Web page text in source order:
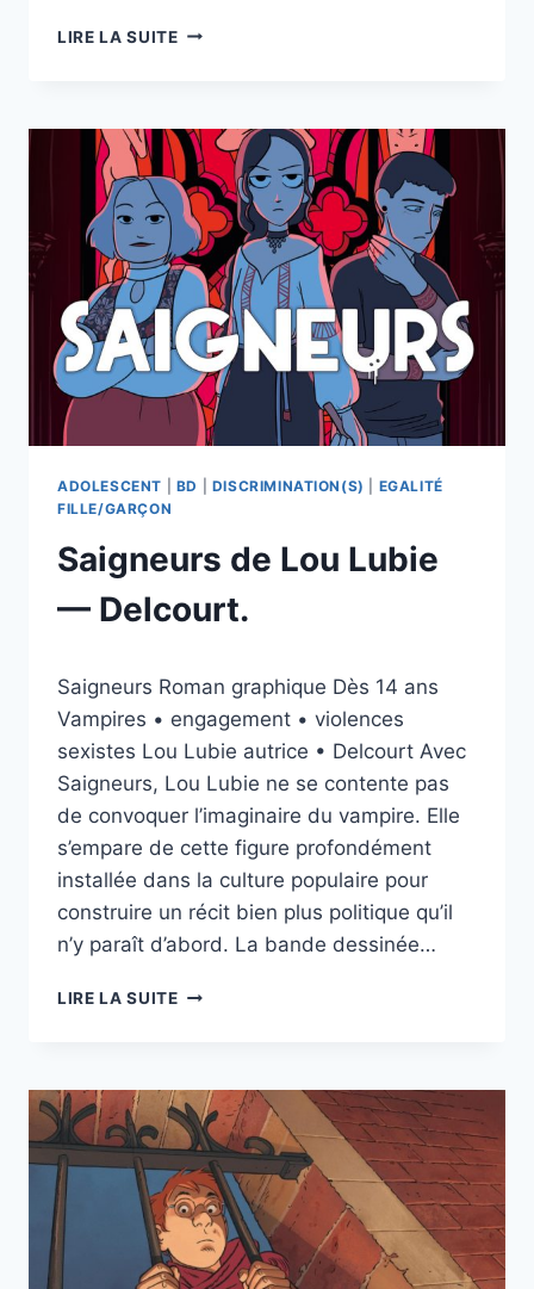
LIRE LA SUITELOIN
DE
CHRISTINE
MARI
—
DELCOURT
(WAVES)
ADOLESCENT BD DISCRIMINATION(S)
EGALITÉ
FILLE/GARÇON
Saigneurs de Lou Lubie
— Delcourt.
esther.vernier@gmail.com
Saigneurs Roman graphique Dès 14 ans
Vampires • engagement • violences
sexistes Lou Lubie autrice • Delcourt Avec
Saigneurs, Lou Lubie ne se contente pas
de convoquer l’imaginaire du vampire. Elle
s’empare de cette figure profondément
installée dans la culture populaire pour
construire un récit bien plus politique qu’il
n’y paraît d’abord. La bande dessinée…
LIRE LA SUITESAIGNEURS
—
DELCOURT.